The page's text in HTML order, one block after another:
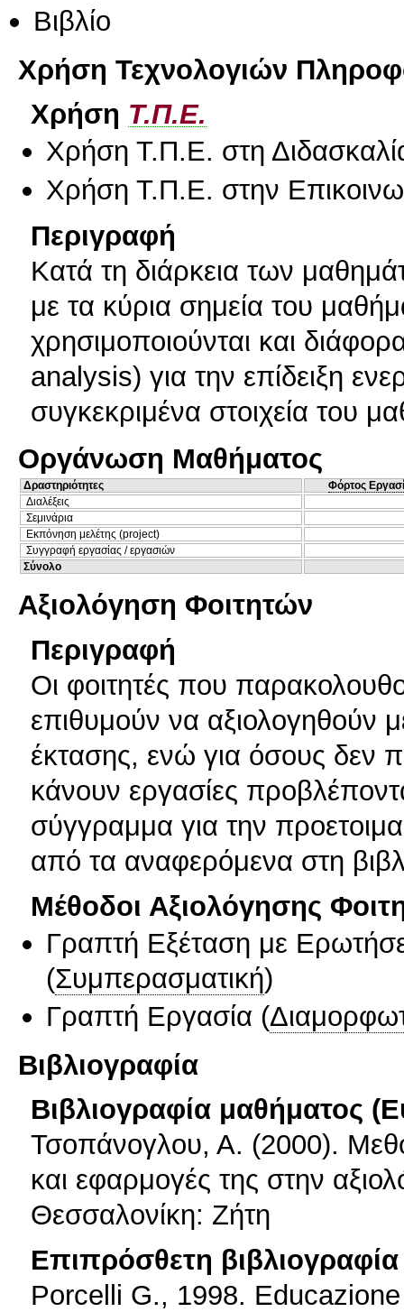
Βιβλίο
Χρήση Τεχνολογιών
Χρήση Τ.Π.Ε.
Χρήση Τ.Π.Ε. στη
Χρήση Τ.Π.Ε. στην
Περιγραφή
Κατά τη διάρκεια των
με τα κύρια σημεία του
χρησιμοποιούνται και
analysis) για την επίδειξη
συγκεκριμένα στοιχεία του
Οργάνωση Μαθήματος
Δραστηριότητες
Φόρτος
Διαλέξεις
Σεμινάρια
Εκπόνηση μελέτης (project)
Συγγραφή εργασίας / εργασιών
Σύνολο
Αξιολόγηση Φοιτητών
Περιγραφή
Οι φοιτητές που
επιθυμούν να αξιολογηθούν
έκτασης, ενώ για όσους δεν
κάνουν εργασίες
σύγγραμμα για την
από τα αναφερόμενα στη
Μέθοδοι Αξιολόγησης
Γραπτή Εξέταση με
(Συμπερασματική)
Γραπτή Εργασία (
Βιβλιογραφία
Βιβλιογραφία μαθήματος
Τσοπάνογλου, Α. (2000).
και εφαρμογές της στην
Θεσσαλονίκη: Ζήτη
Επιπρόσθετη βιβλιογραφία
Porcelli G., 1998.